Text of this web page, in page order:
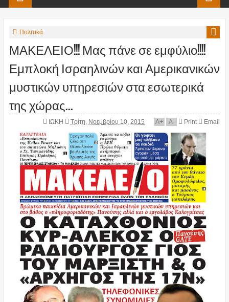
Πολιτικά
ΜΑΚΕΛΕΙΟ!!! Μας πάνε σε εμφύλιο!!!!
Εμπλοκή Ισραηλινών και Αμερικανικών
μυστικών υπηρεσιών στα εσωτερικά
της χώρας...
ΙΩΚΗ Τρίτη, Νοεμβρίου 10, 2015 A+ A- Print Email